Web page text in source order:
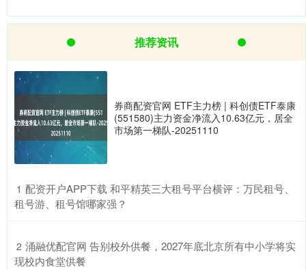
推荐资讯
券商配资官网 ETF主力榜 | 科创债ETF泰康
(551580)主力资金净流入10.63亿元，居全
市场第一梯队-20251110
1 ​配资开户APP下载 和平精英三大租号平台横评：万民租号、
租号游、租号馆哪家强？
2 ​涌融优配官网 告别校外供餐，2027年底北京所有中小学将实
现校内食堂供餐